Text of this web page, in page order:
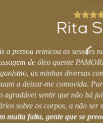
Rita
a pessoa reinicou as
de óleo quente
as minhas diversas
a deixar-me comovida.
agradável sentir que não há
sobre os corpos, a não ser
muita falta, gente que se